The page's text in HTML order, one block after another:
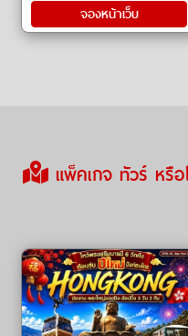
จองหน้าเว็บ
แพ็คเกจ ทัวร์ หรือ